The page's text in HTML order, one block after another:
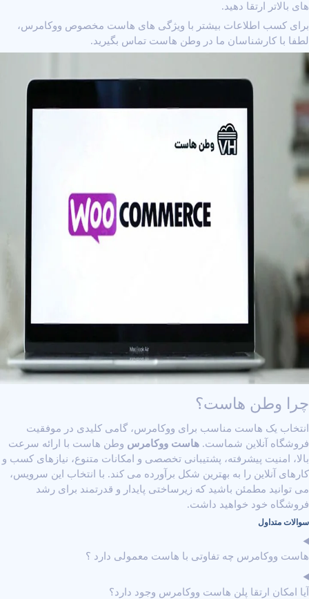
‌های بالاتر ارتقا دهید.
برای کسب اطلاعات بیشتر با ویژگی های هاست مخصوص ووکامرس،
لطفا با کارشناسان ما در وطن هاست تماس بگیرید.
چرا وطن هاست؟
انتخاب یک هاست مناسب برای ووکامرس، گامی کلیدی در موفقیت
فروشگاه آنلاین شماست. هاست ووکامرس وطن هاست با ارائه سرعت
بالا، امنیت پیشرفته، پشتیبانی تخصصی و امکانات متنوع، نیازهای کسب ‌و
کارهای آنلاین را به بهترین شکل برآورده می‌ کند. با انتخاب این سرویس،
می ‌توانید مطمئن باشید که زیرساختی پایدار و قدرتمند برای رشد
فروشگاه خود خواهید داشت.
سوالات متداول
هاست ووکامرس چه تفاوتی با هاست معمولی دارد ؟
آیا امکان ارتقا پلن هاست ووکامرس وجود دارد؟